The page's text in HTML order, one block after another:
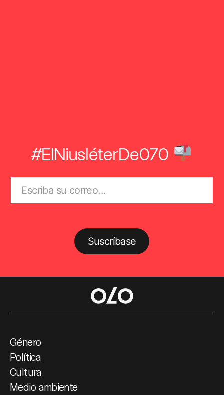
#ElNiusléterDe070
Suscríbase
Género
Política
Cultura
Medio ambiente